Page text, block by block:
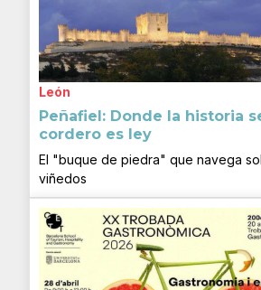
León
Peñafiel: Donde la historia
cordero es ley
El "buque de piedra" que navega
viñedos